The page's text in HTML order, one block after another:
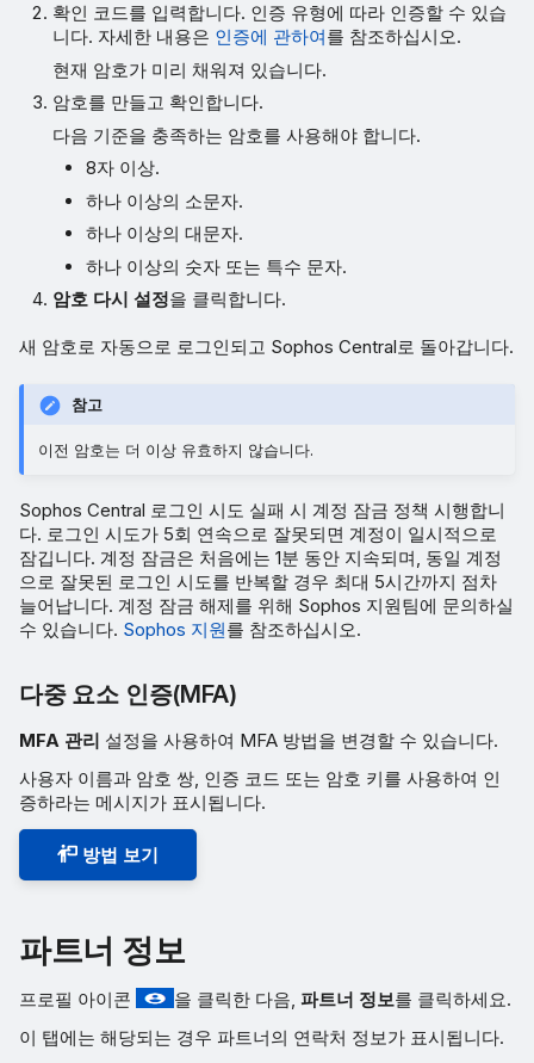
확인 코드를 입력합니다. 인증 유형에 따라 인증할 수 있습
니다. 자세한 내용은 인증에 관하여를 참조하십시오.
현재 암호가 미리 채워져 있습니다.
암호를 만들고 확인합니다.
다음 기준을 충족하는 암호를 사용해야 합니다.
8자 이상.
하나 이상의 소문자.
하나 이상의 대문자.
하나 이상의 숫자 또는 특수 문자.
암호 다시 설정을 클릭합니다.
새 암호로 자동으로 로그인되고 Sophos Central로 돌아갑니다.
참고
이전 암호는 더 이상 유효하지 않습니다.
Sophos Central 로그인 시도 실패 시 계정 잠금 정책 시행합니
다. 로그인 시도가 5회 연속으로 잘못되면 계정이 일시적으로
잠깁니다. 계정 잠금은 처음에는 1분 동안 지속되며, 동일 계정
으로 잘못된 로그인 시도를 반복할 경우 최대 5시간까지 점차
늘어납니다. 계정 잠금 해제를 위해 Sophos 지원팀에 문의하실
수 있습니다. Sophos 지원를 참조하십시오.
다중 요소 인증(MFA)
MFA 관리 설정을 사용하여 MFA 방법을 변경할 수 있습니다.
사용자 이름과 암호 쌍, 인증 코드 또는 암호 키를 사용하여 인
증하라는 메시지가 표시됩니다.
방법 보기
파트너 정보
프로필 아이콘 을 클릭한 다음, 파트너 정보를 클릭하세요.
이 탭에는 해당되는 경우 파트너의 연락처 정보가 표시됩니다.